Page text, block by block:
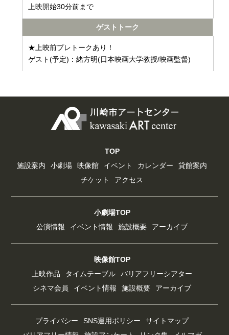
上映開始30分前まで
ゲストトーク
★上映前プレトークあり！
ゲスト(予定)：緒方明(日本映画大学教授/映画監督)
TOP
施設案内
小劇場 映像館 イベント カレンダー
貸館案内
チケット
アクセス
小劇場TOP
公演情報
イベント情報 施設概要 アーカイブ
映像館TOP
上映作品
タイムテーブル
バリアフリーシアター
シネマ会員
イベント情報 施設概要 アーカイブ
プライバシー SNS運用ポリシー
サイトマップ